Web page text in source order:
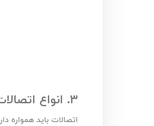
۳. انواع
اتصالات باید همواره